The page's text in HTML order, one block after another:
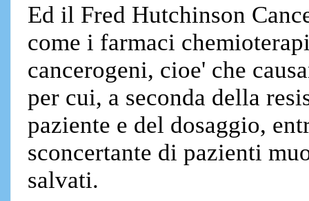
Ed il Fred Hutchinson
come i farmaci
cancerogeni, cioe' che
per cui, a seconda della
paziente e del dosaggio,
sconcertante di pazienti
salvati.